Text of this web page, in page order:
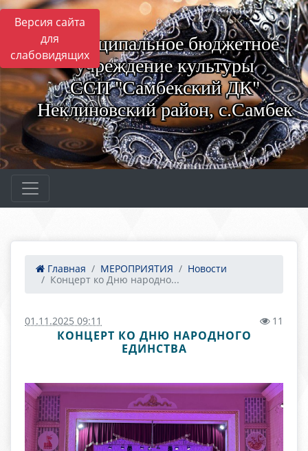
Версия сайта
для
слабовидящих
Муниципальное бюджетное
учреждение культуры
ССП "Самбекский ДК"
Неклиновский район, с.Самбек
Главная МЕРОПРИЯТИЯ
Новости
Концерт ко Дню народно...
01.11.2025 09:11 11
КОНЦЕРТ КО ДНЮ НАРОДНОГО
ЕДИНСТВА